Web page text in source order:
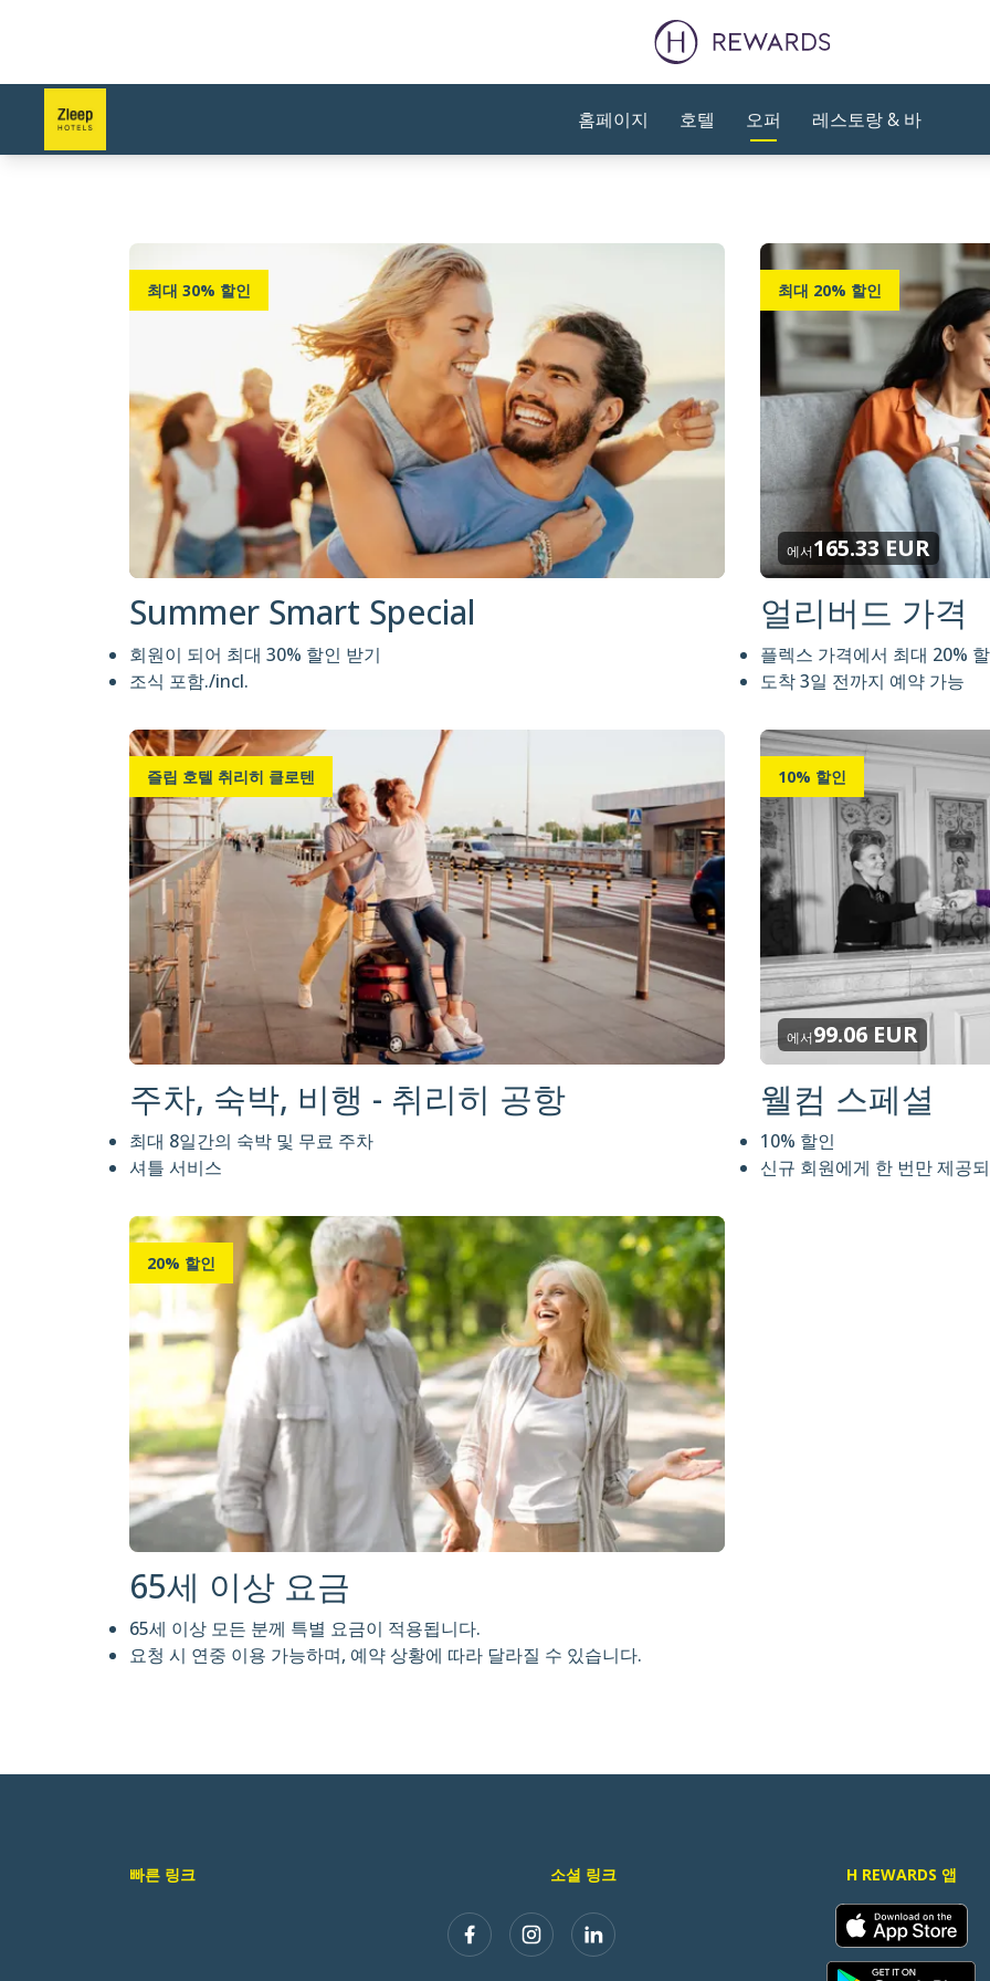
홈페이지 호텔 오퍼 레스토랑 & 바
최대 30% 할인
Summer Smart Special
회원이 되어 최대 30% 할인 받기
조식 포함./incl.
최대 20% 할인
에서165.33 EUR
얼리버드 가격
플렉스 가격에서 최대 20%
도착 3일 전까지 예약 가능
즐립 호텔 취리히 클로텐
주차, 숙박, 비행 - 취리히 공항
최대 8일간의 숙박 및 무료 주차
셔틀 서비스
10% 할인
에서99.06 EUR
웰컴 스페셜
10% 할인
신규 회원에게 한 번만 제공
20% 할인
65세 이상 요금
65세 이상 모든 분께 특별 요금이 적용됩니다.
요청 시 연중 이용 가능하며, 예약 상황에 따라 달라질 수 있습니다.
빠른 링크 소셜 링크 H REWARDS 앱